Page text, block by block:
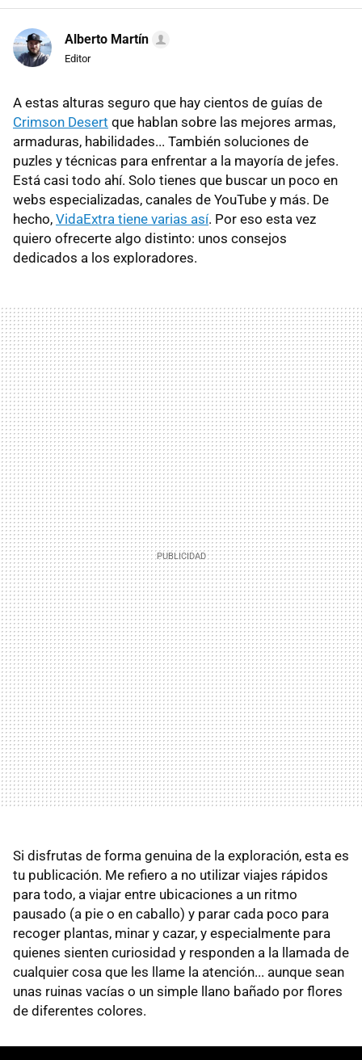
Alberto Martín
Editor
A estas alturas seguro que hay cientos de guías de
Crimson Desert que hablan sobre las mejores armas,
armaduras, habilidades... También soluciones de
puzles y técnicas para enfrentar a la mayoría de jefes.
Está casi todo ahí. Solo tienes que buscar un poco en
webs especializadas, canales de YouTube y más. De
hecho, VidaExtra tiene varias así. Por eso esta vez
quiero ofrecerte algo distinto: unos consejos
dedicados a los exploradores.
Si disfrutas de forma genuina de la exploración, esta es
tu publicación. Me refiero a no utilizar viajes rápidos
para todo, a viajar entre ubicaciones a un ritmo
pausado (a pie o en caballo) y parar cada poco para
recoger plantas, minar y cazar, y especialmente para
quienes sienten curiosidad y responden a la llamada de
cualquier cosa que les llame la atención... aunque sean
unas ruinas vacías o un simple llano bañado por flores
de diferentes colores.